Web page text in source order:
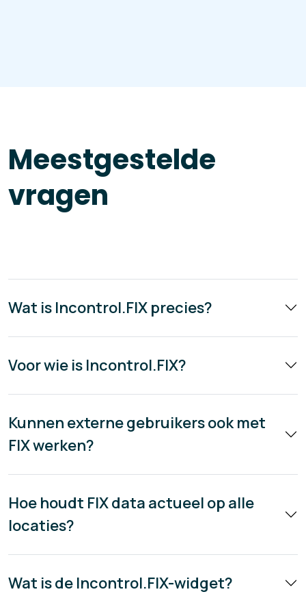
Meestgestelde
vragen
Wat is Incontrol.FIX precies?
Voor wie is Incontrol.FIX?
Kunnen externe gebruikers ook met
FIX werken?
Hoe houdt FIX data actueel op alle
locaties?
Wat is de Incontrol.FIX-widget?